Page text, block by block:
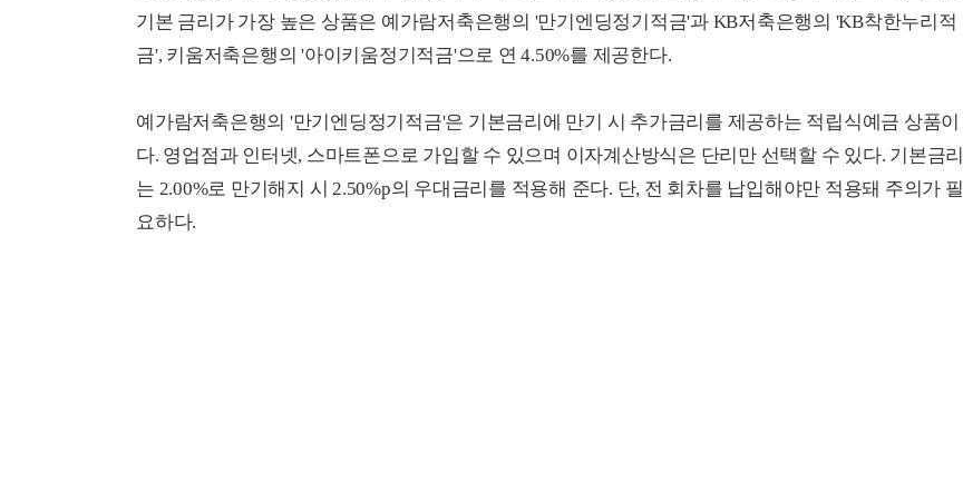
기본 금리가 가장 높은 상품은 예가람저축은행의 '만기엔딩정기적금'과 KB저축은행의 'KB착한누리적
금', 키움저축은행의 '아이키움정기적금'으로 연 4.50%를 제공한다.
예가람저축은행의 '만기엔딩정기적금'은 기본금리에 만기 시 추가금리를 제공하는 적립식예금 상품이
다. 영업점과 인터넷, 스마트폰으로 가입할 수 있으며 이자계산방식은 단리만 선택할 수 있다. 기본금리
는 2.00%로 만기해지 시 2.50%p의 우대금리를 적용해 준다. 단, 전 회차를 납입해야만 적용돼 주의가 필
요하다.